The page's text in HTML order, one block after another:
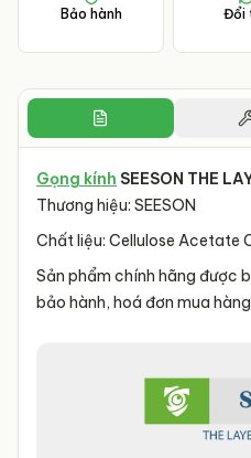
Bảo hành Đổi
Gọng kính SEESON THE
Thương hiệu: SEESON
Chất liệu: Cellulose Acetate
Sản phẩm chính hãng được
bảo hành, hoá đơn mua